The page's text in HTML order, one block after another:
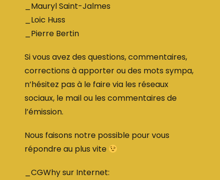
_Mauryl Saint-Jalmes
_Loic Huss
_Pierre Bertin
Si vous avez des questions, commentaires,
corrections à apporter ou des mots sympa,
n’hésitez pas à le faire via les réseaux
sociaux, le mail ou les commentaires de
l’émission.
Nous faisons notre possible pour vous
répondre au plus vite
_CGWhy sur Internet: